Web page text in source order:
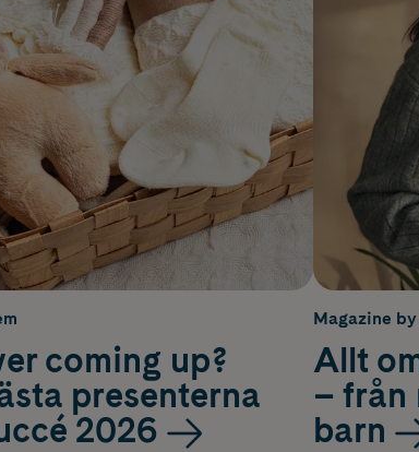
coming up?
presenterna
2026
Magazine
Allt
– från
barn